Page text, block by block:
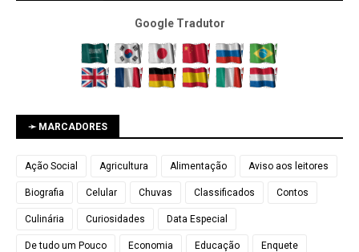
Google Tradutor
➛ MARCADORES
Ação Social Agricultura Alimentação Aviso aos leitores
Biografia Celular Chuvas Classificados Contos
Culinária Curiosidades Data Especial
De tudo um Pouco Economia Educação Enquete